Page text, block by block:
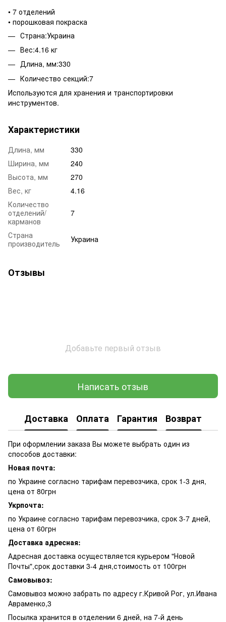
• 7 отделений
• порошковая покраска
Страна:Украина
Вес:4.16 кг
Длина, мм:330
Количество секций:7
Используются для хранения и транспортировки
инструментов.
Характеристики
Длина, мм
330
Ширина, мм
240
Высота, мм
270
Вес, кг
4.16
Количество
отделений/
карманов
7
Страна
производитель
Украина
Отзывы
Добавьте первый отзыв
Написать отзыв
Доставка Оплата Гарантия Возврат
При оформлении заказа Вы можете выбрать один из
способов доставки:
Новая почта:
по Украине согласно тарифам перевозчика, срок 1-3 дня,
цена от 80грн
Укрпочта:
по Украине согласно тарифам перевозчика, срок 3-7 дней,
цена от 60грн
Доставка адресная:
Адресная доставка осуществляется курьером "Новой
Почты",срок доставки 3-4 дня,стоимость от 100грн
Самовывоз:
Самовывоз можно забрать по адресу г.Кривой Рог, ул.Ивана
Авраменко,3
Посылка хранится в отделении 6 дней, на 7-й день